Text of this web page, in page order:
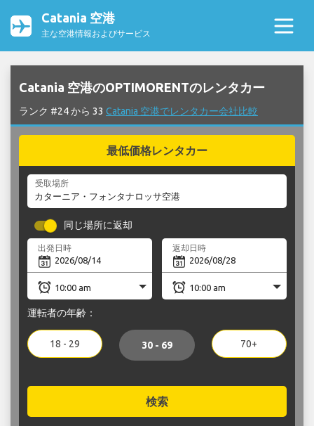
Catania 空港
主な空港情報およびサービス
Catania 空港のOPTIMORENTのレンタカー
ランク #24 から 33 Catania 空港でレンタカー会社比較
最低価格レンタカー
受取場所
同じ場所に返却
出発日時 返却日時
運転者の年齢：
18 - 29 30 - 69 70+
検索